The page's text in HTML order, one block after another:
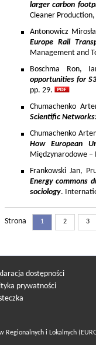
larger carbon
Cleaner
Antonowicz
Europe Rail
Management and
Boschma Ron,
opportunities for
pp. 29.
Chumachenko
Scientific
Chumachenko
How European
Międzynarodowe –
Frankowski Jan,
Energy commons
sociology.
Strona 1 2 3
dostępności
prywatności
i Lokalnych